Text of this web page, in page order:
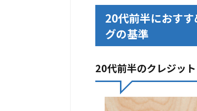
20代前半におす
グの基準
20代前半のクレジッ